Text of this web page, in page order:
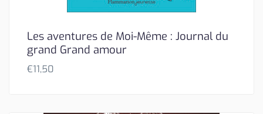
Les aventures de Moi-Même : Journal du
grand Grand amour
€11,50